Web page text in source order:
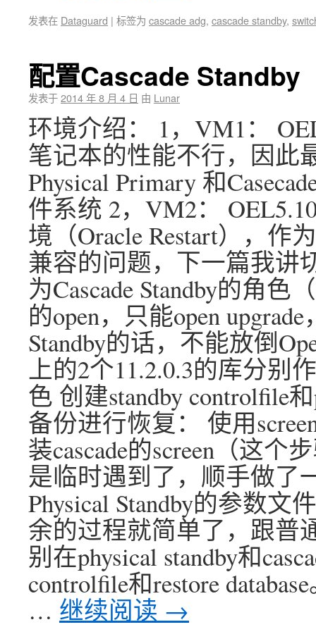
发表在 Dataguard | 标签为 cascade adg, cascade standby,
配置Cascade Standby
发表于2014 年 8 月 4 日 由 Lunar
环境介绍： 1，VM1：
笔记本的性能不行，因此
Physical Primary 和
件系统 2，VM2：
境（Oracle Restart），作
兼容的问题，下一篇我讲
为Cascade Standby的角
的open，只能open
Standby的话，不能放倒
上的2个11.2.0.3的库分别
色 创建standby controlfile
备份进行恢复： 使用
装cascade的screen（这
是临时遇到了，顺手做了
Physical Standby的参数文
余的过程就简单了，跟普
别在physical standby和
controlfile和restore
… 继续阅读 →